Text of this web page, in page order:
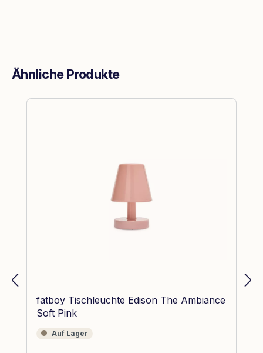
Ähnliche Produkte
Produktgalerie überspringen
fatboy Tischleuchte Edison The Ambiance
Soft Pink
Auf Lager
Auf Lager